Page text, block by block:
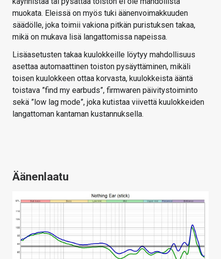
muokata. Eleissä on myös tuki äänenvoimakkuuden
säädölle, joka toimii vakiona pitkän puristuksen takaa,
mikä on mukava lisä langattomissa napeissa.
Lisäasetusten takaa kuulokkeille löytyy mahdollisuus
asettaa automaattinen toiston pysäyttäminen, mikäli
toisen kuulokkeen ottaa korvasta, kuulokkeista ääntä
toistava ”find my earbuds”, firmwaren päivitystoiminto
sekä ”low lag mode”, joka kutistaa viivettä kuulokkeiden
langattoman kantaman kustannuksella.
Äänenlaatu